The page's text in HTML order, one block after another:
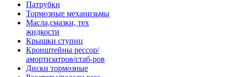
Патрубки
Тормозные механизьмы
Масла,смазки, тех
жидкости
Крышки ступиц
Кронштейны рессор/
амортизатров/стаб-ров
Диски тормозные